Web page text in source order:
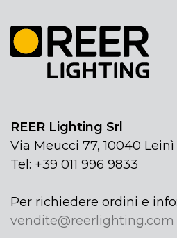
REER Lighting Srl
Via Meucci 77, 10040
Tel: +39 011 996 9833
Per richiedere ordini e info:
vendite@reerlighting.com